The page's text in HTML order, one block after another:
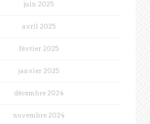
juin 2025
avril 2025
février 2025
janvier 2025
décembre 2024
novembre 2024